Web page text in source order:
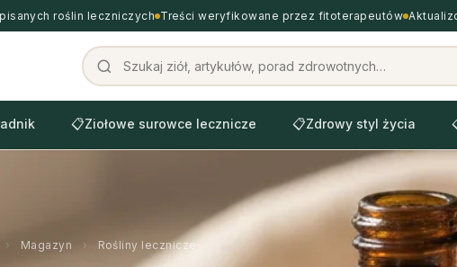
roślin leczniczych Treści weryfikowane przez fitoterapeutów
📋Ziołowe surowce lecznicze 📋Zdrowy styl życia
› Magazyn › Rośliny lecznicze